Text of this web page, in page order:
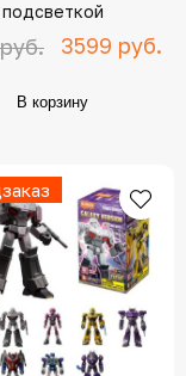
подсветкой
3599 руб.
В корзину